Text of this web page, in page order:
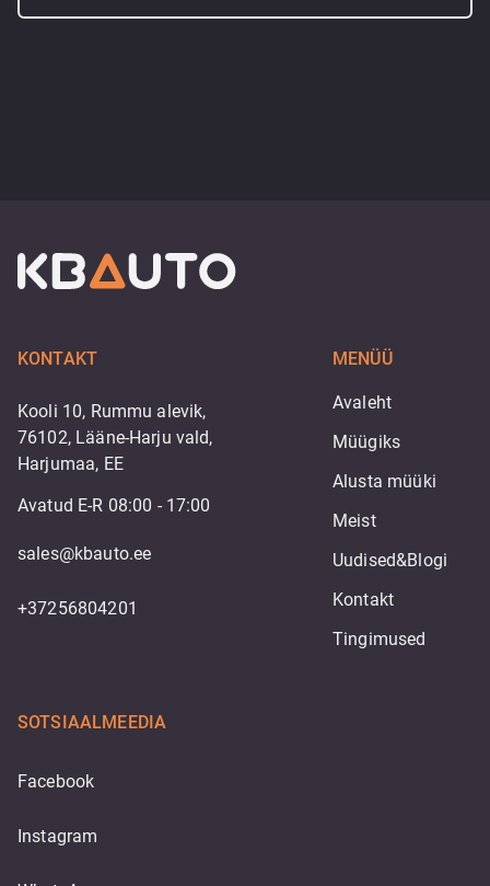
KONTAKT
Kooli 10, Rummu alevik,
76102, Lääne-Harju vald,
Harjumaa, EE
Avatud E-R 08:00 - 17:00
sales@kbauto.ee
+37256804201
MENÜÜ
Avaleht
Müügiks
Alusta müüki
Meist
Uudised&Blogi
Kontakt
Tingimused
SOTSIAALMEEDIA
Facebook
Instagram